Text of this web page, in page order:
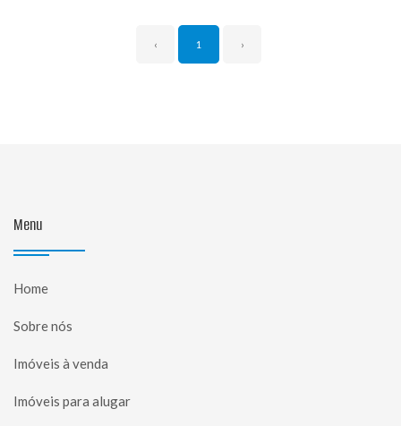
‹ 1 ›
Menu
Home
Sobre nós
Imóveis à venda
Imóveis para alugar